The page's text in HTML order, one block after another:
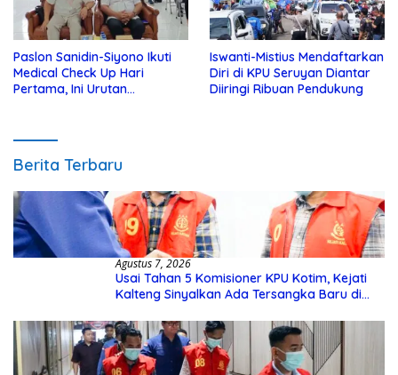
Paslon Sanidin-Siyono Ikuti
Medical Check Up Hari
Pertama, Ini Urutan
Iswanti-Mistius Mendaftarkan
Diri di KPU Seruyan Diantar
Diiringi Ribuan Pendukung
Berita Terbaru
Agustus 7, 2026
Usai Tahan 5 Komisioner KPU Kotim, Kejati
Kalteng Sinyalkan Ada Tersangka Baru di